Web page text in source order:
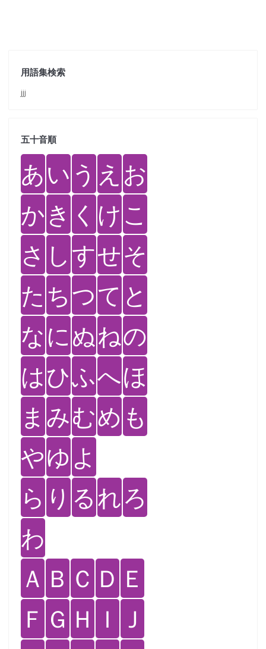
用語集検索
jjj
五十音順
あい う え お
かき く けこ
さ しすせそ
た ちつて と
なにぬねの
はひふへほ
ま みむめ も
やゆ よ
ら り るれろ
わ
Ａ Ｂ Ｃ Ｄ Ｅ
Ｆ Ｇ Ｈ Ｉ Ｊ